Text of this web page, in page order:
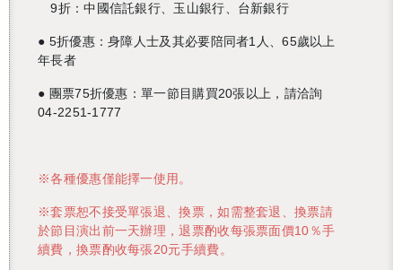
9折：中國信託銀行、玉山銀行、台新銀行
● 5折優惠：身障人士及其必要陪同者1人、65歲以上
年長者
● 團票75折優惠：單一節目購買20張以上，請洽詢
04-2251-1777
※各種優惠僅能擇一使用。
※套票恕不接受單張退、換票，如需整套退、換票請
於節目演出前一天辦理，退票酌收每張票面價10％手
續費，換票酌收每張20元手續費。